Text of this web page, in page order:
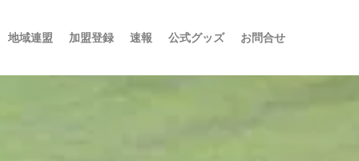
地域連盟 加盟登録 速報 公式グッズ お問合せ